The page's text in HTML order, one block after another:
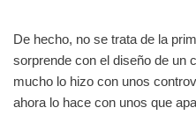
De hecho, no se trata de la
sorprende con el diseño de un
mucho lo hizo con unos
ahora lo hace con unos que